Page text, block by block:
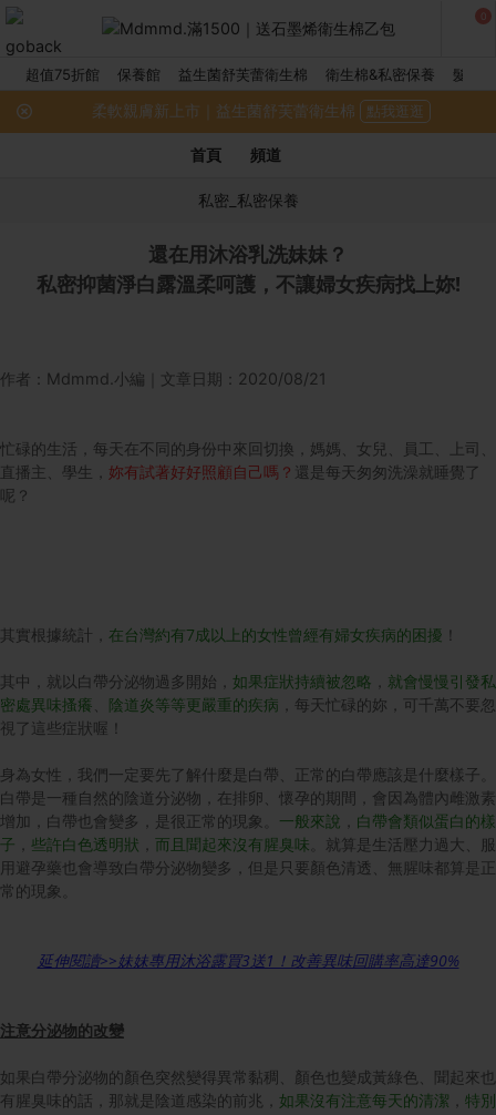
0
超值75折館 保養館 益生菌舒芙蕾衛生棉 衛生棉&私密保養 髮品館
柔軟親膚新上市｜益生菌舒芙蕾衛生棉 點我逛逛
首頁 頻道
私密_私密保養
還在用沐浴乳洗妹妹？
私密抑菌淨白露溫柔呵護，不讓婦女疾病找上妳!
作者：Mdmmd.小編｜文章日期：2020/08/21
忙碌的生活，每天在不同的身份中來回切換，媽媽、女兒、員工、上司、
直播主、學生， 妳有試著好好照顧自己嗎？ 還是每天匆匆洗澡就睡覺了
呢？
其實根據統計， 在台灣約有7成以上的女性曾經有婦女疾病的困擾 ！
其中，就以白帶分泌物過多開始， 如果症狀持續被忽略 ， 就會慢慢引發私
密處異味搔癢
陰道炎等等更嚴重的疾病 ，每天忙碌的妳，可千萬不要忽
視了這些症狀喔！
身為女性，我們一定要先了解什麼是白帶、正常的白帶應該是什麼樣子。
白帶是一種自然的陰道分泌物，在排卵、懷孕的期間，會因為體內雌激素
增加，白帶也會變多，是很正常的現象。 一般來說 ， 白帶會類似蛋白的樣
子 ， 些許白色透明狀 ， 而且聞起來沒有腥臭味 。就算是生活壓力過大、服
用避孕藥也會導致白帶分泌物變多，但是只要顏色清透、無腥味都算是正
常的現象。
延伸閱讀>>妹妹專用沐浴露買3送1！改善異味回購率高達90%
注意分泌物的改變
如果白帶分泌物的顏色突然變得異常黏稠、顏色也變成黃綠色、聞起來也
有腥臭味的話，那就是陰道感染的前兆， 如果沒有注意每天的清潔 ， 特別